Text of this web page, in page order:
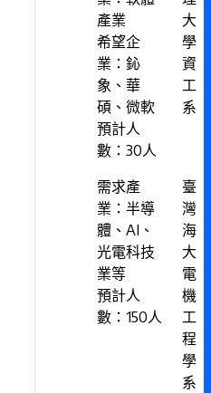
產業
希望企
業：鈊
象、華
碩、微軟
預計人
數：30人
大
學
資
工
系
需求產
業：半導
體、AI、
光電科技
業等
預計人
數：150人
臺
灣
海
大
電
機
工
程
學
系